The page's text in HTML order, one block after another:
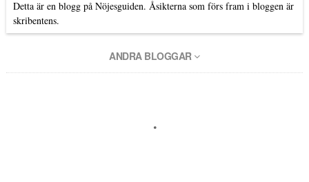
Detta är en blogg på Nöjesguiden. Åsikterna som förs fram i bloggen är
skribentens.
ANDRA BLOGGAR